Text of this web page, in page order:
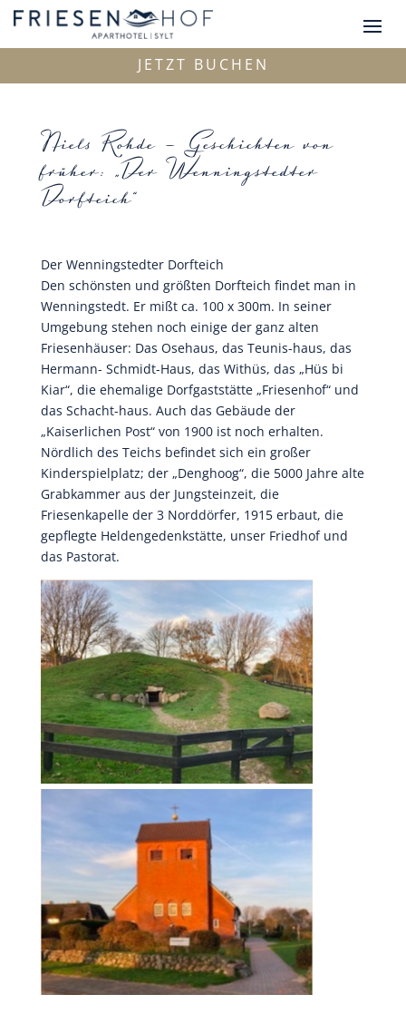
JETZT BUCHEN
Niels Rohde – Geschichten von
früher: „Der Wenningstedter
Dorfteich“
Der Wenningstedter Dorfteich
Den schönsten und größten Dorfteich findet man in
Wenningstedt. Er mißt ca. 100 x 300m. In seiner
Umgebung stehen noch einige der ganz alten
Friesenhäuser: Das Osehaus, das Teunis-haus, das
Hermann- Schmidt-Haus, das Withüs, das „Hüs bi
Kiar“, die ehemalige Dorfgaststätte „Friesenhof“ und
das Schacht-haus. Auch das Gebäude der
„Kaiserlichen Post“ von 1900 ist noch erhalten.
Nördlich des Teichs befindet sich ein großer
Kinderspielplatz; der „Denghoog“, die 5000 Jahre alte
Grabkammer aus der Jungsteinzeit, die
Friesenkapelle der 3 Norddörfer, 1915 erbaut, die
gepflegte Heldengedenkstätte, unser Friedhof und
das Pastorat.